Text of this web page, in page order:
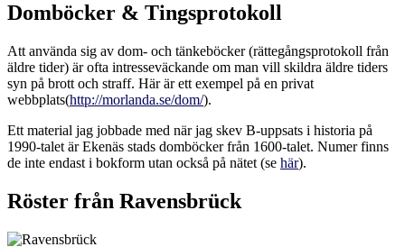
Domböcker & Tingsprotokoll
Att använda sig av dom- och tänkeböcker (rättegångsprotokoll från
äldre tider) är ofta intresseväckande om man vill skildra äldre tiders
syn på brott och straff. Här är ett exempel på en privat
webbplats(http://morlanda.se/dom/).
Ett material jag jobbade med när jag skev B-uppsats i historia på
1990-talet är Ekenäs stads domböcker från 1600-talet. Numer finns
de inte endast i bokform utan också på nätet (se här).
Röster från Ravensbrück